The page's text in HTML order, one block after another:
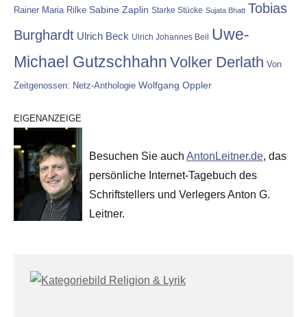
Rainer Maria Rilke Sabine Zaplin Starke Stücke Sujata Bhatt Tobias
Burghardt Ulrich Beck Ulrich Johannes Beil
Uwe-
Michael Gutzschhahn Volker Derlath Von
Zeitgenossen: Netz-Anthologie Wolfgang Oppler
EIGENANZEIGE
Besuchen Sie auch AntonLeitner.de, das
persönliche Internet-Tagebuch des
Schriftstellers und Verlegers Anton G.
Leitner.